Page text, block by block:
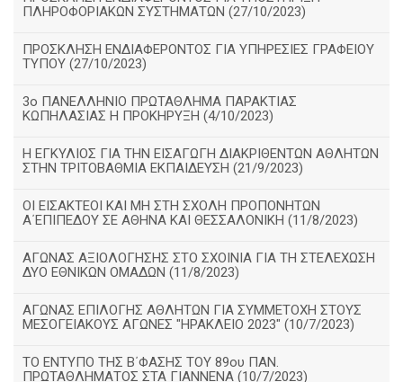
ΠΛΗΡΟΦΟΡΙΑΚΩΝ ΣΥΣΤΗΜΑΤΩΝ (27/10/2023)
ΠΡΟΣΚΛΗΣΗ ΕΝΔΙΑΦΕΡΟΝΤΟΣ ΓΙΑ ΥΠΗΡΕΣΙΕΣ ΓΡΑΦΕΙΟΥ
ΤΥΠΟΥ (27/10/2023)
3ο ΠΑΝΕΛΛΗΝΙΟ ΠΡΩΤΑΘΛΗΜΑ ΠΑΡΑΚΤΙΑΣ
ΚΩΠΗΛΑΣΙΑΣ Η ΠΡΟΚΗΡΥΞΗ (4/10/2023)
Η ΕΓΚΥΛΙΟΣ ΓΙΑ ΤΗΝ ΕΙΣΑΓΩΓΗ ΔΙΑΚΡΙΘΕΝΤΩΝ ΑΘΛΗΤΩΝ
ΣΤΗΝ ΤΡΙΤΟΒΑΘΜΙΑ ΕΚΠΑΙΔΕΥΣΗ (21/9/2023)
ΟΙ ΕΙΣΑΚΤΕΟΙ ΚΑΙ ΜΗ ΣΤΗ ΣΧΟΛΗ ΠΡΟΠΟΝΗΤΩΝ
Α΄ΕΠΙΠΕΔΟΥ ΣΕ ΑΘΗΝΑ ΚΑΙ ΘΕΣΣΑΛΟΝΙΚΗ (11/8/2023)
ΑΓΩΝΑΣ ΑΞΙΟΛΟΓΗΣΗΣ ΣΤΟ ΣΧΟΙΝΙΑ ΓΙΑ ΤΗ ΣΤΕΛΕΧΩΣΗ
ΔΥΟ ΕΘΝΙΚΩΝ ΟΜΑΔΩΝ (11/8/2023)
ΑΓΩΝΑΣ ΕΠΙΛΟΓΗΣ ΑΘΛΗΤΩΝ ΓΙΑ ΣΥΜΜΕΤΟΧΗ ΣΤΟΥΣ
ΜΕΣΟΓΕΙΑΚΟΥΣ ΑΓΩΝΕΣ "ΗΡΑΚΛΕΙΟ 2023" (10/7/2023)
ΤΟ ΕΝΤΥΠΟ ΤΗΣ Β΄ΦΑΣΗΣ ΤΟΥ 89ου ΠΑΝ.
ΠΡΩΤΑΘΛΗΜΑΤΟΣ ΣΤΑ ΓΙΑΝΝΕΝΑ (10/7/2023)